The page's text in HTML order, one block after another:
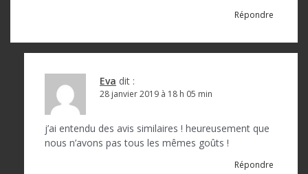
Répondre
Eva dit :
28 janvier 2019 à 18 h 05 min
j’ai entendu des avis similaires ! heureusement que
nous n’avons pas tous les mêmes goûts !
Répondre